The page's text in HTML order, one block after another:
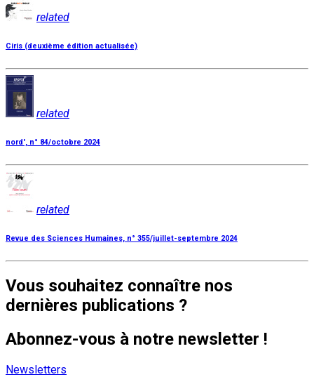
related
Ciris (deuxième édition actualisée)
related
nord', n° 84/octobre 2024
related
Revue des Sciences Humaines, n° 355/juillet-septembre 2024
Vous souhaitez connaître nos
dernières publications ?
Abonnez-vous à notre newsletter !
Newsletters